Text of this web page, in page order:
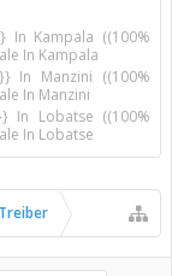
In Kampala ((100%
In Kampala
In Manzini ((100%
In Manzini
In Lobatse ((100%
In Lobatse